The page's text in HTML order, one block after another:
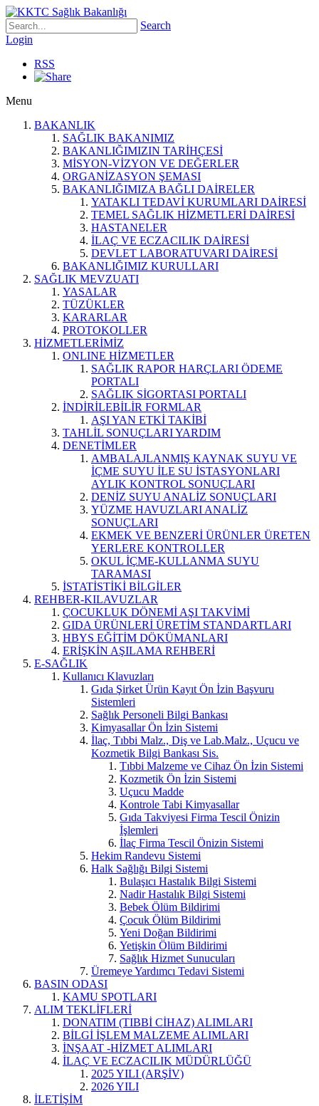
Search
Login
RSS
Menu
BAKANLIK
SAĞLIK BAKANIMIZ
BAKANLIĞIMIZIN TARİHÇESİ
MİSYON-VİZYON VE DEĞERLER
ORGANİZASYON ŞEMASI
BAKANLIĞIMIZA BAĞLI DAİRELER
YATAKLI TEDAVİ KURUMLARI DAİRESİ
TEMEL SAĞLIK HİZMETLERİ DAİRESİ
HASTANELER
İLAÇ VE ECZACILIK DAİRESİ
DEVLET LABORATUVARI DAİRESİ
BAKANLIĞIMIZ KURULLARI
SAĞLIK MEVZUATI
YASALAR
TÜZÜKLER
KARARLAR
PROTOKOLLER
HİZMETLERİMİZ
ONLINE HİZMETLER
SAĞLIK RAPOR HARÇLARI ÖDEME
PORTALI
SAĞLIK SİGORTASI PORTALI
İNDİRİLEBİLİR FORMLAR
AŞI YAN ETKİ TAKİBİ
TAHLİL SONUÇLARI YARDIM
DENETİMLER
AMBALAJLANMIŞ KAYNAK SUYU VE
İÇME SUYU İLE SU İSTASYONLARI
AYLIK KONTROL SONUÇLARI
DENİZ SUYU ANALİZ SONUÇLARI
YÜZME HAVUZLARI ANALİZ
SONUÇLARI
EKMEK VE BENZERİ ÜRÜNLER ÜRETEN
YERLERE KONTROLLER
OKUL İÇME-KULLANMA SUYU
TARAMASI
İSTATİSTİKİ BİLGİLER
REHBER-KILAVUZLAR
ÇOCUKLUK DÖNEMİ AŞI TAKVİMİ
GIDA ÜRÜNLERİ ÜRETİM STANDARTLARI
HBYS EĞİTİM DÖKÜMANLARI
ERİŞKİN AŞILAMA REHBERİ
E-SAĞLIK
Kullanıcı Klavuzları
Gıda Şirket Ürün Kayıt Ön İzin Başvuru
Sistemleri
Sağlık Personeli Bilgi Bankası
Kimyasallar Ön İzin Sistemi
İlaç, Tıbbi Malz., Diş ve Lab.Malz., Uçucu ve
Kozmetik Bilgi Bankası Sis.
Tıbbi Malzeme ve Cihaz Ön İzin Sistemi
Kozmetik Ön İzin Sistemi
Uçucu Madde
Kontrole Tabi Kimyasallar
Gıda Takviyesi Firma Tescil Önizin
İşlemleri
İlaç Firma Tescil Önizin Sistemi
Hekim Randevu Sistemi
Halk Sağlığı Bilgi Sistemi
Bulaşıcı Hastalık Bilgi Sistemi
Nadir Hastalık Bilgi Sistemi
Bebek Ölüm Bildirimi
Çocuk Ölüm Bildirimi
Yeni Doğan Bildirimi
Yetişkin Ölüm Bildirimi
Sağlık Hizmet Sunucuları
Üremeye Yardımcı Tedavi Sistemi
BASIN ODASI
KAMU SPOTLARI
ALIM TEKLİFLERİ
DONATIM (TIBBİ CİHAZ) ALIMLARI
BİLGİ İŞLEM MALZEME ALIMLARI
İNŞAAT -HİZMET ALIMLARI
İLAÇ VE ECZACILIK MÜDÜRLÜĞÜ
2025 YILI (ARŞİV)
2026 YILI
İLETİŞİM